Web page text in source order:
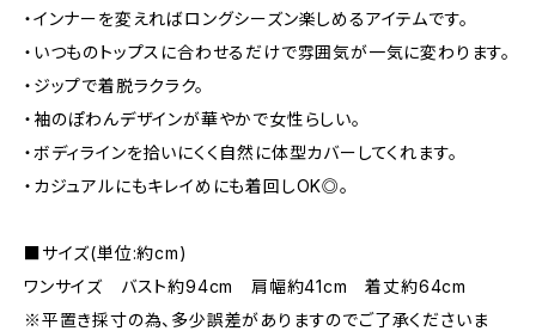
・インナーを変えればロングシーズン楽しめるアイテムです。
・いつものトップスに合わせるだけで雰囲気が一気に変わります。
・ジップで着脱ラクラク。
・袖のぽわんデザインが華やかで女性らしい。
・ボディラインを拾いにくく自然に体型カバーしてくれます。
・カジュアルにもキレイめにも着回しOK◎。
■サイズ(単位:約cm)
ワンサイズ バスト約94cm 肩幅約41cm 着丈約64cm
※平置き採寸の為、多少誤差がありますのでご了承くださいま